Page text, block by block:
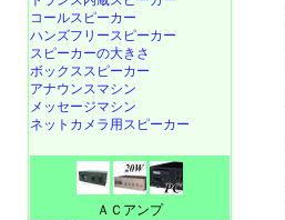
コールスピーカー
ハンズフリースピーカー
スピーカーの大きさ
ボックススピーカー
アナウンスマシン
メッセージマシン
ネットカメラ用スピーカー
ＡＣアンプ